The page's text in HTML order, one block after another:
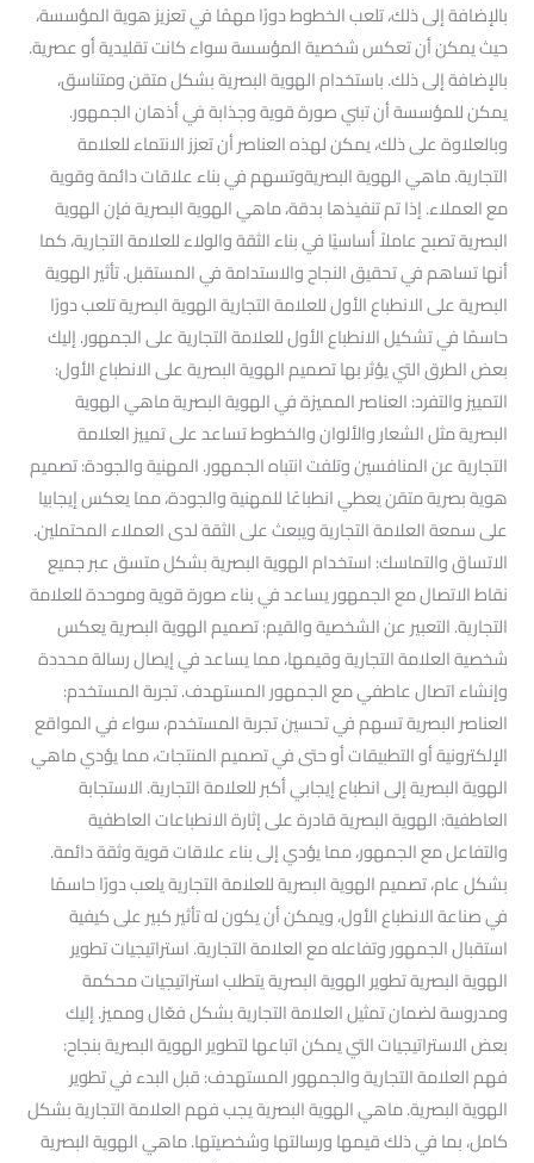
بالإضافة إلى ذلك، تلعب الخطوط دورًا مهمًا في تعزيز هوية المؤسسة،
حيث يمكن أن تعكس شخصية المؤسسة سواء كانت تقليدية أو عصرية.
بالإضافة إلى ذلك. باستخدام الهوية البصرية بشكل متقن ومتناسق،
يمكن للمؤسسة أن تبني صورة قوية وجذابة في أذهان الجمهور.
وبالعلاوة على ذلك، يمكن لهذه العناصر أن تعزز الانتماء للعلامة
التجارية. ماهي الهوية البصريةوتسهم في بناء علاقات دائمة وقوية
مع العملاء. إذا تم تنفيذها بدقة، ماهي الهوية البصرية فإن الهوية
البصرية تصبح عاملاً أساسيًا في بناء الثقة والولاء للعلامة التجارية، كما
أنها تساهم في تحقيق النجاح والاستدامة في المستقبل. تأثير الهوية
البصرية على الانطباع الأول للعلامة التجارية الهوية البصرية تلعب دورًا
حاسمًا في تشكيل الانطباع الأول للعلامة التجارية على الجمهور. إليك
بعض الطرق التي يؤثر بها تصميم الهوية البصرية على الانطباع الأول:
التمييز والتفرد: العناصر المميزة في الهوية البصرية ماهي الهوية
البصرية مثل الشعار والألوان والخطوط تساعد على تمييز العلامة
التجارية عن المنافسين وتلفت انتباه الجمهور. المهنية والجودة: تصميم
هوية بصرية متقن يعطي انطباعًا للمهنية والجودة، مما يعكس إيجابيا
على سمعة العلامة التجارية ويبعث على الثقة لدى العملاء المحتملين.
الاتساق والتماسك: استخدام الهوية البصرية بشكل متسق عبر جميع
نقاط الاتصال مع الجمهور يساعد في بناء صورة قوية وموحدة للعلامة
التجارية. التعبير عن الشخصية والقيم: تصميم الهوية البصرية يعكس
شخصية العلامة التجارية وقيمها، مما يساعد في إيصال رسالة محددة
وإنشاء اتصال عاطفي مع الجمهور المستهدف. تجربة المستخدم:
العناصر البصرية تسهم في تحسين تجربة المستخدم، سواء في المواقع
الإلكترونية أو التطبيقات أو حتى في تصميم المنتجات، مما يؤدي ماهي
الهوية البصرية إلى انطباع إيجابي أكبر للعلامة التجارية. الاستجابة
العاطفية: الهوية البصرية قادرة على إثارة الانطباعات العاطفية
والتفاعل مع الجمهور، مما يؤدي إلى بناء علاقات قوية وثقة دائمة.
بشكل عام، تصميم الهوية البصرية للعلامة التجارية يلعب دورًا حاسمًا
في صناعة الانطباع الأول، ويمكن أن يكون له تأثير كبير على كيفية
استقبال الجمهور وتفاعله مع العلامة التجارية. استراتيجيات تطوير
الهوية البصرية تطوير الهوية البصرية يتطلب استراتيجيات محكمة
ومدروسة لضمان تمثيل العلامة التجارية بشكل فعّال ومميز. إليك
بعض الاستراتيجيات التي يمكن اتباعها لتطوير الهوية البصرية بنجاح:
فهم العلامة التجارية والجمهور المستهدف: قبل البدء في تطوير
الهوية البصرية. ماهي الهوية البصرية يجب فهم العلامة التجارية بشكل
كامل، بما في ذلك قيمها ورسالتها وشخصيتها. ماهي الهوية البصرية